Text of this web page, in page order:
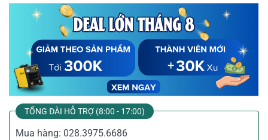
TỔNG ĐÀI HỖ TRỢ (8:00 - 17:00)
Mua hàng: 028.3975.6686